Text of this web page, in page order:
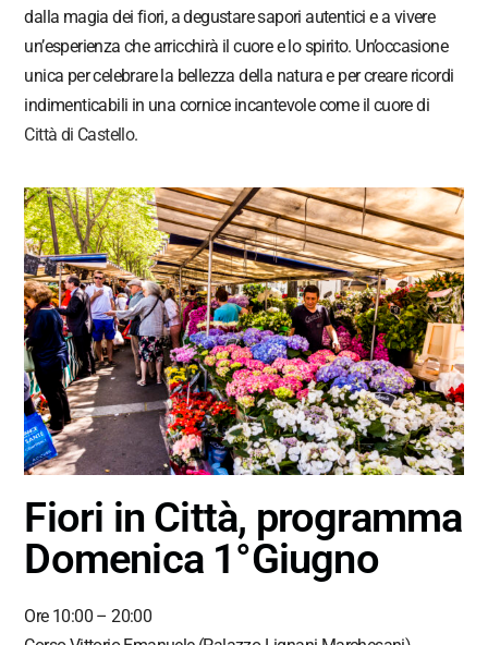
dalla magia dei fiori, a degustare sapori autentici e a vivere
un’esperienza che arricchirà il cuore e lo spirito. Un’occasione
unica per celebrare la bellezza della natura e per creare ricordi
indimenticabili in una cornice incantevole come il cuore di
Città di Castello.
Fiori in Città, programma
Domenica 1°Giugno
Ore 10:00 – 20:00